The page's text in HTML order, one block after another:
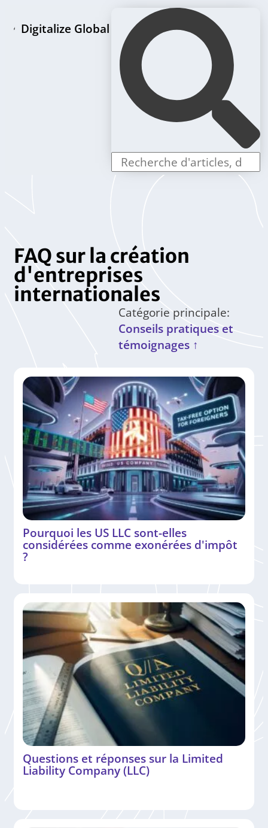
Digitalize Global
FAQ sur la création
d'entreprises
internationales
Catégorie principale:
Conseils pratiques et
témoignages ↑
Pourquoi les US LLC sont-elles
considérées comme exonérées d'impôt
?
Questions et réponses sur la Limited
Liability Company (LLC)